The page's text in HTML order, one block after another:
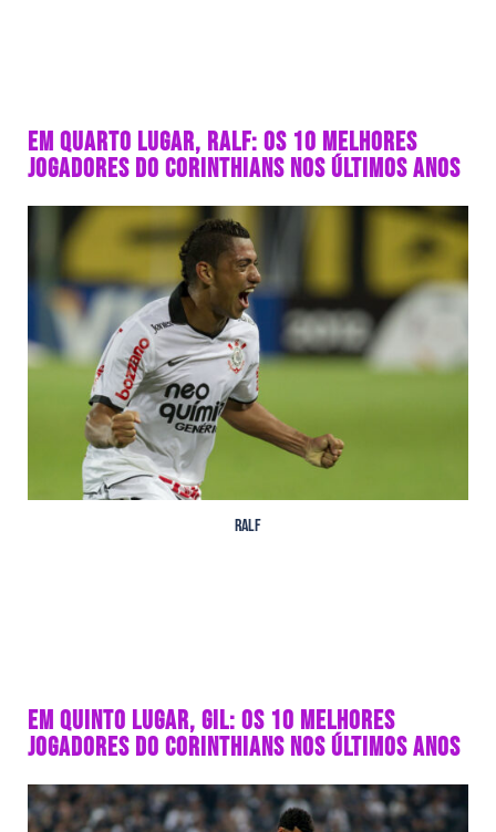
EM QUARTO LUGAR, RALF: OS 10 MELHORES
JOGADORES DO CORINTHIANS NOS ÚLTIMOS ANOS
Ralf
EM QUINTO LUGAR, GIL: OS 10 MELHORES
JOGADORES DO CORINTHIANS NOS ÚLTIMOS ANOS